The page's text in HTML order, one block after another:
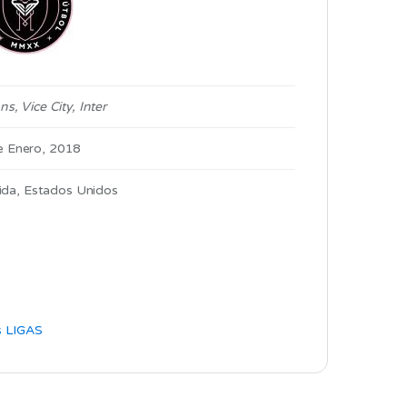
Vice City, Inter​
Enero, 2018
Estados Unidos
LIGAS